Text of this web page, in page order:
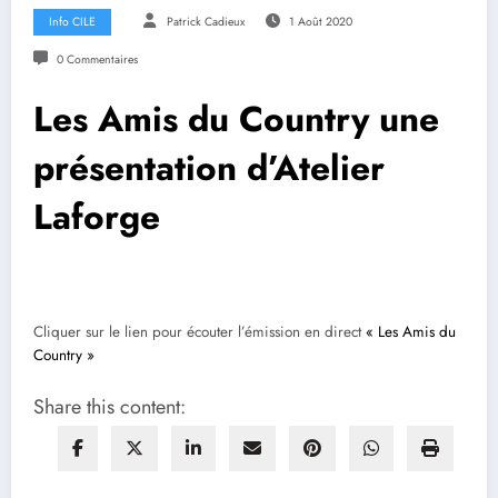
Info CILE Patrick Cadieux 1 Août 2020
0 Commentaires
Les Amis du Country une
présentation d’Atelier
Laforge
Cliquer sur le lien pour écouter l’émission en direct« Les Amis du
Country »
Share this content: